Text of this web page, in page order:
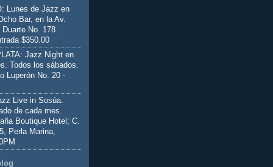
Lunes de Jazz en
Bar, en la Av.
No. 178.
$350.00
Jazz Night en
Todos los sábados.
Luperón No. 20 -
Live in Sosúa.
de cada mes.
Boutique Hotel; C.
Perla Marina,